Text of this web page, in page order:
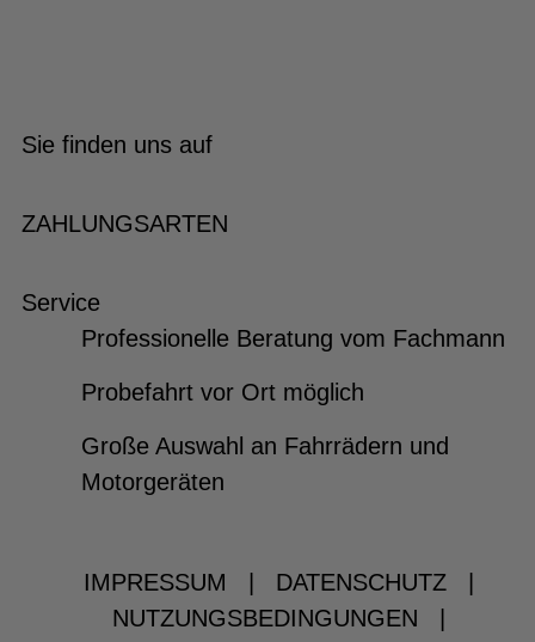
Sie finden uns auf
ZAHLUNGSARTEN
Service
Professionelle Beratung vom Fachmann
Probefahrt vor Ort möglich
Große Auswahl an Fahrrädern und
Motorgeräten
IMPRESSUM DATENSCHUTZ
NUTZUNGSBEDINGUNGEN